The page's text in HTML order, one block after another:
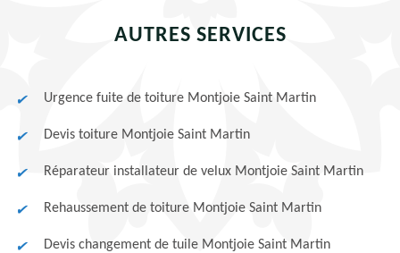
AUTRES SERVICES
Urgence fuite de toiture Montjoie Saint Martin
Devis toiture Montjoie Saint Martin
Réparateur installateur de velux Montjoie Saint Martin
Rehaussement de toiture Montjoie Saint Martin
Devis changement de tuile Montjoie Saint Martin